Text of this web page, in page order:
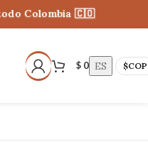
Colombia 🇨🇴
$ 0 ES $COP